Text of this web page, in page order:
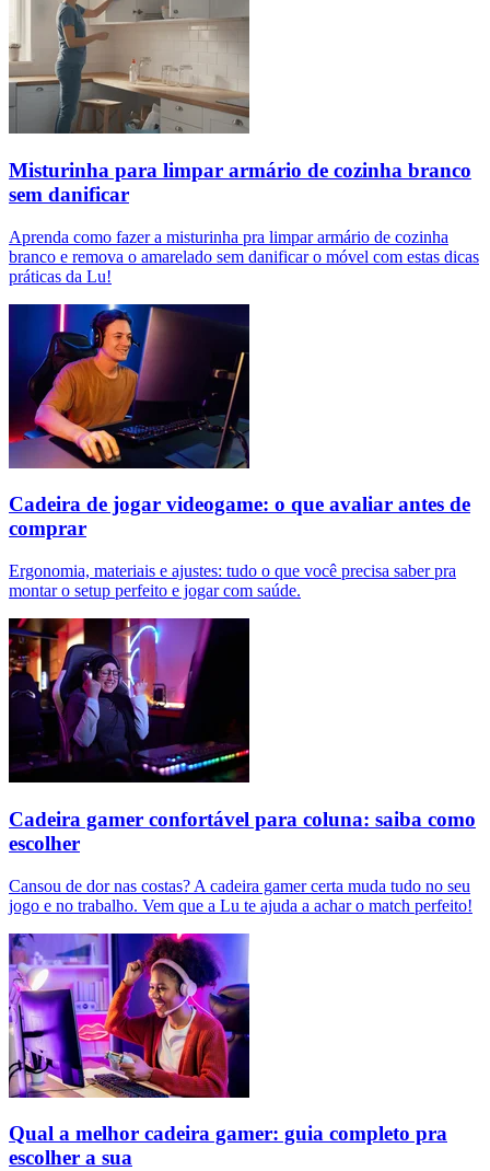
Misturinha para limpar armário de cozinha branco
sem danificar
Aprenda como fazer a misturinha pra limpar armário de cozinha
branco e remova o amarelado sem danificar o móvel com estas dicas
práticas da Lu!
Cadeira de jogar videogame: o que avaliar antes de
comprar
Ergonomia, materiais e ajustes: tudo o que você precisa saber pra
montar o setup perfeito e jogar com saúde.
Cadeira gamer confortável para coluna: saiba como
escolher
Cansou de dor nas costas? A cadeira gamer certa muda tudo no seu
jogo e no trabalho. Vem que a Lu te ajuda a achar o match perfeito!
Qual a melhor cadeira gamer: guia completo pra
escolher a sua